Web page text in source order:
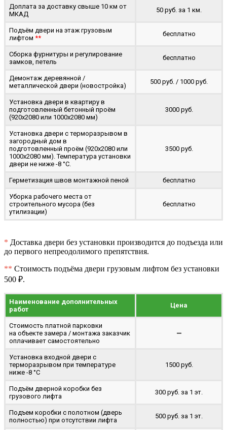
Доплата за доставку свыше 10 км от
МКАД
50 руб. за 1 км.
Подъём двери на этаж грузовым
лифтом **
бесплатно
Сборка фурнитуры и регулирование
замков, петель
бесплатно
Демонтаж деревянной /
металлической двери (новостройка)
500 руб. / 1000 руб.
Установка двери в квартиру в
подготовленный бетонный проём
(920x2080 или 1000x2080 мм)
3000 руб.
Установка двери с терморазрывом в
загородный дом в
подготовленный проём (920x2080 или
1000x2080 мм). Температура установки
двери не ниже -8 °C.
3500 руб.
Герметизация швов монтажной пеной бесплатно
Уборка рабочего места от
строительного мусора (без
утилизации)
бесплатно
* Доставка двери без установки производится до подъезда или
до первого непреодолимого препятствия.
** Стоимость подъёма двери грузовым лифтом без установки
500 ₽.
Наименование дополнительных
работ
Цена
Стоимость платной парковки
на объекте замера / монтажа заказчик
оплачивает самостоятельно
—
Установка входной двери с
терморазрывом при температуре
ниже -8 °C
1500 руб.
Подъём дверной коробки без
грузового лифта
300 руб. за 1 эт.
Подъем коробки с полотном (дверь
полностью) при отсутствии лифта
500 руб. за 1 эт.